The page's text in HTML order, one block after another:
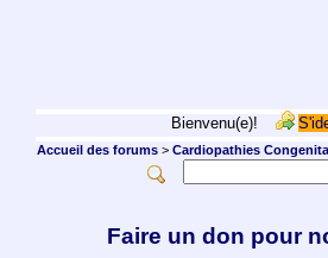
Bienvenu(e)!
Accueil des forums> Cardiopathies
Faire un don pour